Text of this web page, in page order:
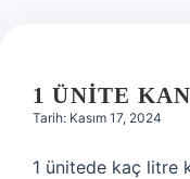
1 ÜNITE
Tarih: Kasım 17, 2024
1 ünitede kaç litre